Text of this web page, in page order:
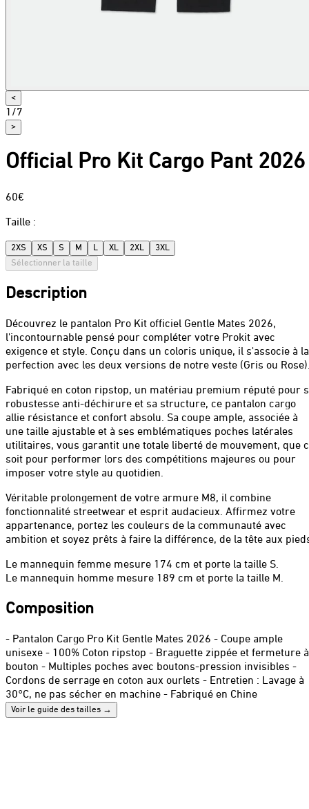
<
1 /7
>
Official Pro Kit Cargo Pant 2026
60€
Taille :
2XS XS S M L XL 2XL
3XL
Sélectionner la taille
Description
Découvrez le pantalon Pro Kit officiel Gentle Mates 2026,
l'incontournable pensé pour compléter votre Prokit avec
exigence et style. Conçu dans un coloris unique, il s'associe à la
perfection avec les deux versions de notre veste (Gris ou
Fabriqué en coton ripstop, un matériau premium réputé pour
robustesse anti-déchirure et sa structure, ce pantalon cargo
allie résistance et confort absolu. Sa coupe ample, associée à
une taille ajustable et à ses emblématiques poches latérales
utilitaires, vous garantit une totale liberté de mouvement, que
soit pour performer lors des compétitions majeures ou pour
imposer votre style au quotidien.
Véritable prolongement de votre armure M8, il combine
fonctionnalité streetwear et esprit audacieux. Affirmez votre
appartenance, portez les couleurs de la communauté avec
ambition et soyez prêts à faire la différence, de la tête aux
Le mannequin femme mesure 174 cm et porte la taille S.
Le mannequin homme mesure 189 cm et porte la taille M.
Composition
- Pantalon Cargo Pro Kit Gentle Mates 2026 - Coupe ample
unisexe - 100% Coton ripstop - Braguette zippée et fermeture à
bouton - Multiples poches avec boutons-pression invisibles -
Cordons de serrage en coton aux ourlets - Entretien : Lavage à
30°C, ne pas sécher en machine - Fabriqué en Chine
Voir le guide des tailles →